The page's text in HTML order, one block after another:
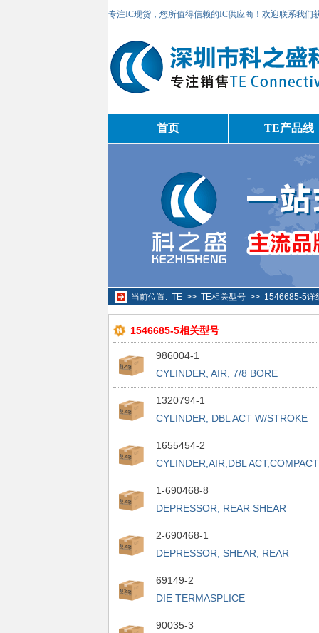
专注IC现货，您所值得信赖的IC供应商！欢迎联系我们
首页 TE产品线
当前位置: TE>> TE相关型号>> 1546685-5详
1546685-5相关型号
986004-1
CYLINDER, AIR, 7/8 BORE
1320794-1
CYLINDER, DBL ACT W/STROKE
ADJ
1655454-2
CYLINDER,AIR,DBL ACT,COMPACT
1-690468-8
DEPRESSOR, REAR SHEAR
2-690468-1
DEPRESSOR, SHEAR, REAR
69149-2
DIE TERMASPLICE
90035-3